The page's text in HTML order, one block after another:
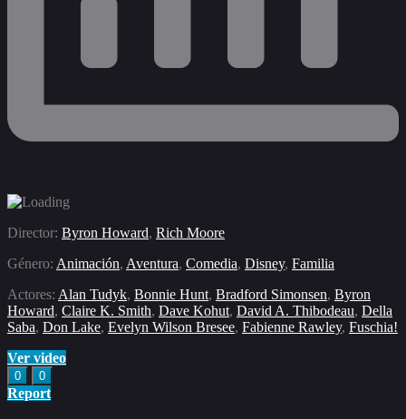
Director: Byron Howard, Rich Moore
Género: Animación, Aventura, Comedia, Disney, Familia
Actores: Alan Tudyk, Bonnie Hunt, Bradford Simonsen, Byron
Howard, Claire K. Smith, Dave Kohut, David A. Thibodeau, Della
Saba, Don Lake, Evelyn Wilson Bresee, Fabienne Rawley, Fuschia!
Ver video
0 0
Report